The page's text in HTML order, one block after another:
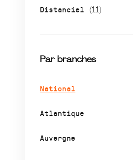
Distanciel (11)
Par branches
National
Atlantique
Auvergne